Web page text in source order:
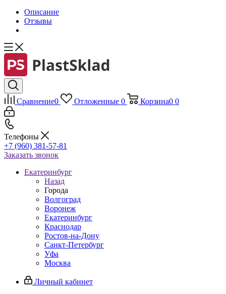
Описание
Отзывы
Сравнение0 Отложенные 0 Корзина0 0
Телефоны
+7 (960) 381-57-81
Заказать звонок
Екатеринбург
Назад
Города
Волгоград
Воронеж
Екатеринбург
Краснодар
Ростов-на-Дону
Санкт-Петербург
Уфа
Москва
Личный кабинет